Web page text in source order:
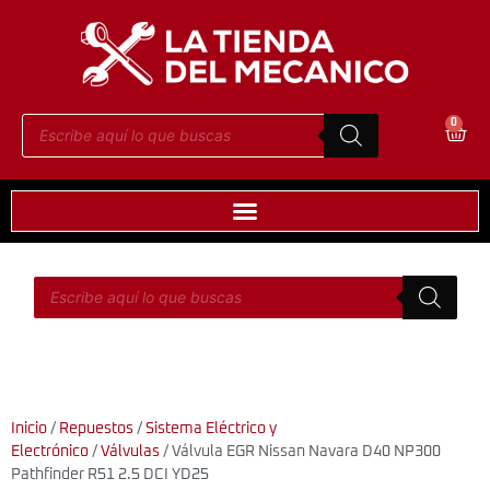
0
Inicio / Repuestos / Sistema Eléctrico y
Electrónico / Válvulas / Válvula EGR Nissan Navara D40 NP300
Pathfinder R51 2.5 DCI YD25